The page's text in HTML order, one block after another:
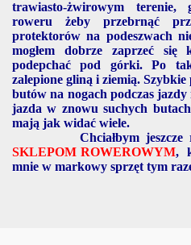
trawiasto-żwirowym terenie,
roweru żeby przebrnąć
protektorów na podeszwach
mogłem dobrze zaprzeć się
podepchać pod górki. Po
zalepione gliną i ziemią.
butów na nogach podczas
jazda w znowu suchych
mają jak widać wiele.
Chciałbym jeszcze raz
SKLEPOM ROWEROWYM,
mnie w markowy sprzęt tym